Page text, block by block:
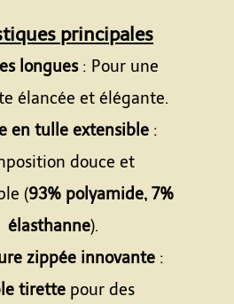
principales
longues: Pour une
élancée et élégante.
en tulle extensible :
douce et
(93% polyamide, 7%
élasthanne).
zippée innovante:
tirettepour des